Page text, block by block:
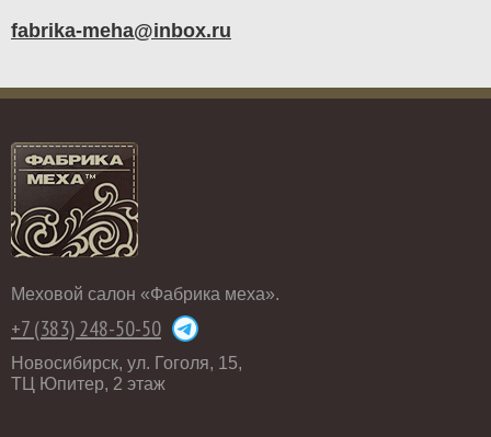
fabrika-meha@inbox.ru
Меховой салон «Фабрика меха».
+7 (383) 248-50-50
Новосибирск, ул. Гоголя, 15,
ТЦ Юпитер, 2 этаж